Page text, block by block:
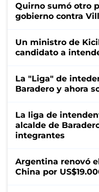
Quirno sumó otro
gobierno contra
Un ministro de
candidato a
La "Liga" de
Baradero y ahora
La liga de
alcalde de
integrantes
Argentina renovó
China por